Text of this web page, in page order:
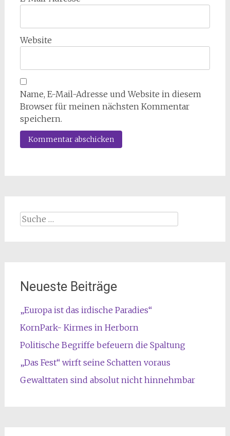
Website
Name, E-Mail-Adresse und Website in diesem
Browser für meinen nächsten Kommentar
speichern.
Suche
Neueste Beiträge
„Europa ist das irdische Paradies“
KornPark- Kirmes in Herborn
Politische Begriffe befeuern die Spaltung
„Das Fest“ wirft seine Schatten voraus
Gewalttaten sind absolut nicht hinnehmbar